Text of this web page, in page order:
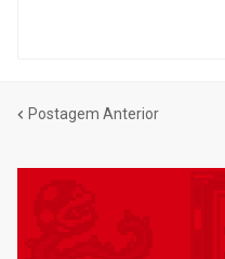
Postagem Anterior